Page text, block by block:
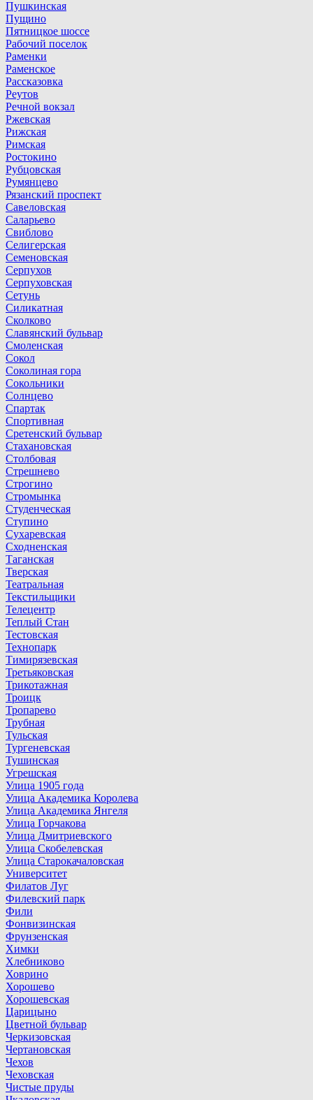
Пушкинская
Пущино
Пятницкое шоссе
Рабочий поселок
Раменки
Раменское
Рассказовка
Реутов
Речной вокзал
Ржевская
Рижская
Римская
Ростокино
Рубцовская
Румянцево
Рязанский проспект
Савеловская
Саларьево
Свиблово
Селигерская
Семеновская
Серпухов
Серпуховская
Сетунь
Силикатная
Сколково
Славянский бульвар
Смоленская
Сокол
Соколиная гора
Сокольники
Солнцево
Спартак
Спортивная
Сретенский бульвар
Стахановская
Столбовая
Стрешнево
Строгино
Стромынка
Студенческая
Ступино
Сухаревская
Сходненская
Таганская
Тверская
Театральная
Текстильщики
Телецентр
Теплый Стан
Тестовская
Технопарк
Тимирязевская
Третьяковская
Трикотажная
Троицк
Тропарево
Трубная
Тульская
Тургеневская
Тушинская
Угрешская
Улица 1905 года
Улица Академика Королева
Улица Академика Янгеля
Улица Горчакова
Улица Дмитриевского
Улица Скобелевская
Улица Старокачаловская
Университет
Филатов Луг
Филевский парк
Фили
Фонвизинская
Фрунзенская
Химки
Хлебниково
Ховрино
Хорошево
Хорошевская
Царицыно
Цветной бульвар
Черкизовская
Чертановская
Чехов
Чеховская
Чистые пруды